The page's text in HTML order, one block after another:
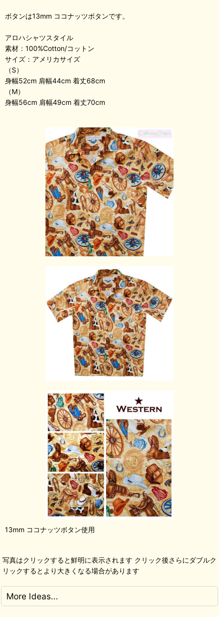
ボタンは13mm ココナッツボタンです。
アロハシャツスタイル
素材：100%Cotton/コットン
サイズ：アメリカサイズ
（S）
身幅52cm 肩幅44cm 着丈68cm
（M）
身幅56cm 肩幅49cm 着丈70cm
13mm ココナッツボタン使用
写真はクリックすると鮮明に表示されます クリック後さらにダブルク
リックするとより大きくなる場合があります
More Ideas...